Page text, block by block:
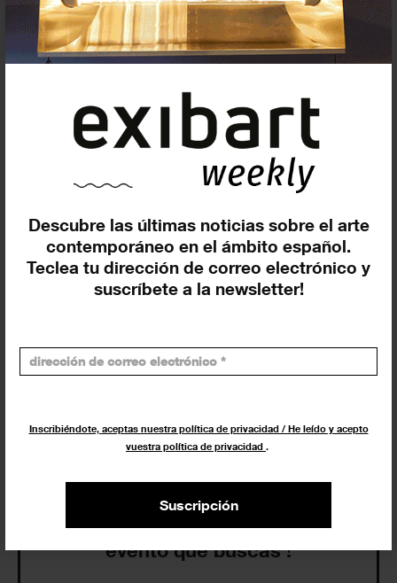
Descubre las últimas noticias sobre el arte
contemporáneo en el ámbito español.
Teclea tu dirección de correo electrónico y
suscríbete a la newsletter!
Inscribiéndote, aceptas nuestra política de privacidad / He leído y acepto
vuestra política de privacidad .
Suscripción
Suscríbete a la newsletter
Insertar residencias
Insertar exposición o evento
Exposiciones, inauguraciones,
actividades.
¡Te ayudamos a encontrar el
evento que buscas !